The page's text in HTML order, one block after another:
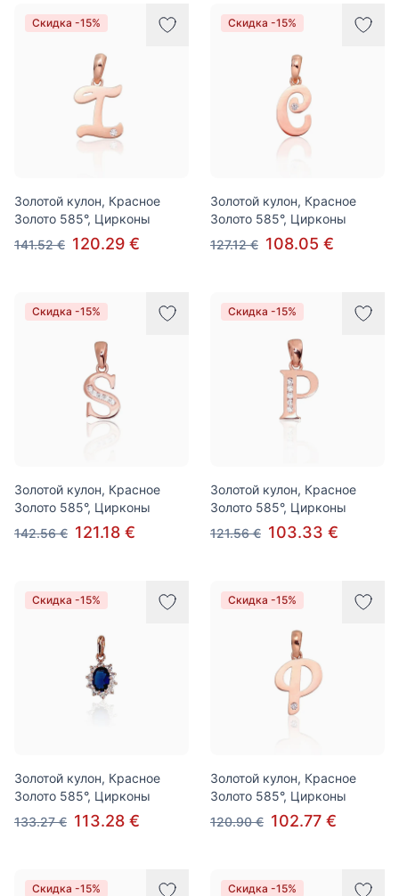
Скидка -15%
Золотой кулон, Красное
Золото 585°, Цирконы
141.52 € 120.29 €
Скидка -15%
Золотой кулон, Красное
Золото 585°, Цирконы
127.12 € 108.05 €
Скидка -15%
Золотой кулон, Красное
Золото 585°, Цирконы
142.56 € 121.18 €
Скидка -15%
Золотой кулон, Красное
Золото 585°, Цирконы
121.56 € 103.33 €
Скидка -15%
Золотой кулон, Красное
Золото 585°, Цирконы
133.27 € 113.28 €
Скидка -15%
Золотой кулон, Красное
Золото 585°, Цирконы
120.90 € 102.77 €
Скидка -15% Скидка -15%